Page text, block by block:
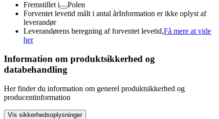
Fremstillet i
Polen
Forventet levetid målt i antal årInformation er ikke oplyst af
leverandør
Leverandørens beregning af forventet levetid,Få mere at vide
her
Information om produktsikkerhed og
databehandling
Her finder du information om generel produktsikkerhed og
producentinformation
Vis sikkerhedsoplysninger